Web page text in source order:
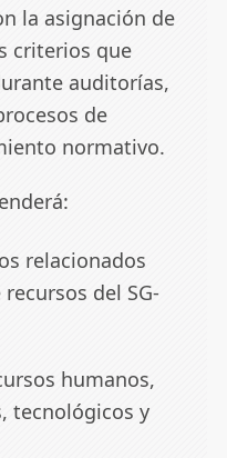
la asignación de
criterios que
auditorías,
de
normativo.
relacionados
del SG-
humanos,
tecnológicos y